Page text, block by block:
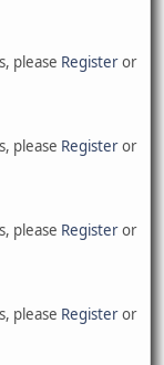
please Registeror
please Registeror
please Registeror
please Registeror